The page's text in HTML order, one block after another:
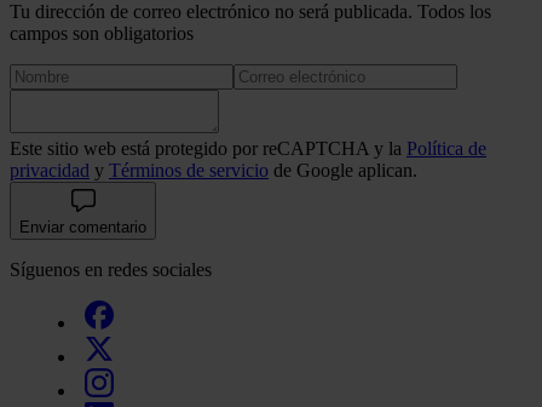
Tu dirección de correo electrónico no será publicada. Todos los
campos son obligatorios
Este sitio web está protegido por reCAPTCHA y la Política de
privacidad y Términos de servicio de Google aplican.
Enviar comentario
Síguenos en redes sociales